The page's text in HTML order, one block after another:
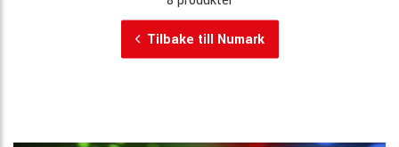
Tilbake till Numark